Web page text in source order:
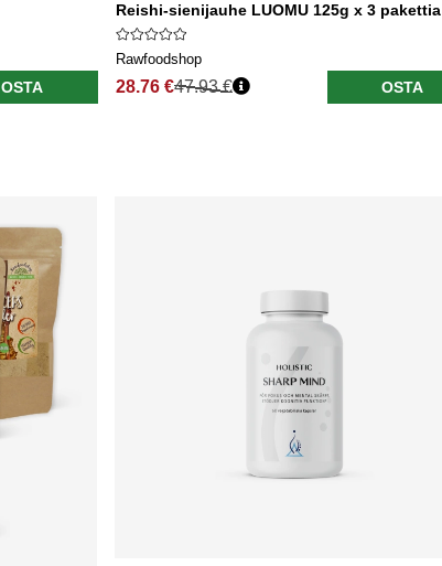
OSTA
Reishi-sienijauhe LUOMU 125g x 3 pakettia
Rawfoodshop
28.76 €47.93 € OSTA